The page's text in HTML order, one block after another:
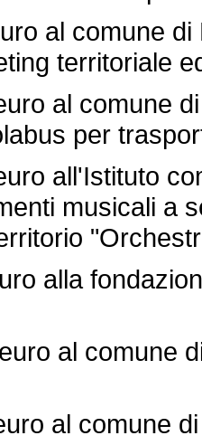
al comune
territoriale
al comune
per
all'Istituto
musicali a
alla
al comune
al comune